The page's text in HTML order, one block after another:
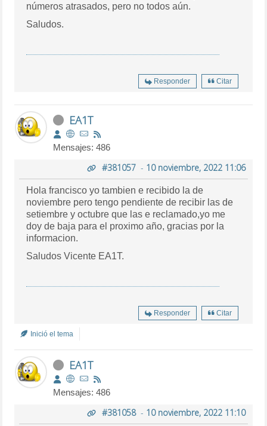
números atrasados, pero no todos aún.
Saludos.
Responder Citar
EA1T
Mensajes: 486
#381057- 10 noviembre, 2022 11:06
Hola francisco yo tambien e recibido la de
noviembre pero tengo pendiente de recibir las de
setiembre y octubre que las e reclamado,yo me
doy de baja para el proximo año, gracias por la
informacion.
Saludos Vicente EA1T.
Responder Citar
Inició el tema
EA1T
Mensajes: 486
#381058- 10 noviembre, 2022 11:10